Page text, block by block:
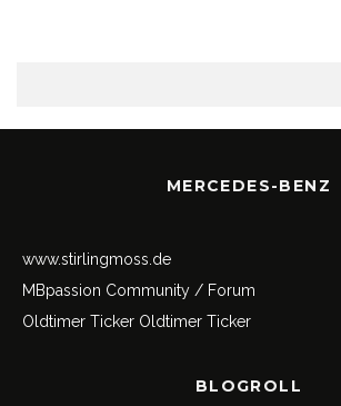
MERCEDES-BENZ
www.stirlingmoss.de
MBpassion Community / Forum
Oldtimer Ticker Oldtimer Ticker
BLOGROLL